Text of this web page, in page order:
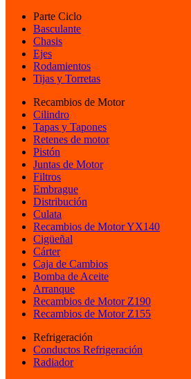
Parte Ciclo
Basculante
Chasis
Ejes
Rodamientos
Tijas y Torretas
Recambios de Motor
Cilindro
Tapas y Tapones
Retenes de motor
Pistón
Juntas de Motor
Filtros
Embrague
Distribución
Culata
Recambios de Motor YX140
Cigüeñal
Cárter
Caja de Cambios
Bomba de Aceite
Arranque
Recambios de Motor Z190
Recambios de Motor Z155
Refrigeración
Conductos Refrigeración
Radiador